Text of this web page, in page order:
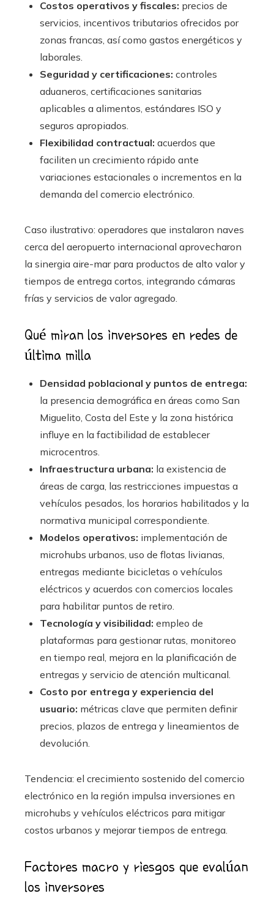
Costos operativos y fiscales: precios de
servicios, incentivos tributarios ofrecidos por
zonas francas, así como gastos energéticos y
laborales.
Seguridad y certificaciones: controles
aduaneros, certificaciones sanitarias
aplicables a alimentos, estándares ISO y
seguros apropiados.
Flexibilidad contractual: acuerdos que
faciliten un crecimiento rápido ante
variaciones estacionales o incrementos en la
demanda del comercio electrónico.
Caso ilustrativo: operadores que instalaron naves
cerca del aeropuerto internacional aprovecharon
la sinergia aire-mar para productos de alto valor y
tiempos de entrega cortos, integrando cámaras
frías y servicios de valor agregado.
Qué miran los inversores en redes de
última milla
Densidad poblacional y puntos de entrega:
la presencia demográfica en áreas como San
Miguelito, Costa del Este y la zona histórica
influye en la factibilidad de establecer
microcentros.
Infraestructura urbana: la existencia de
áreas de carga, las restricciones impuestas a
vehículos pesados, los horarios habilitados y la
normativa municipal correspondiente.
Modelos operativos: implementación de
microhubs urbanos, uso de flotas livianas,
entregas mediante bicicletas o vehículos
eléctricos y acuerdos con comercios locales
para habilitar puntos de retiro.
Tecnología y visibilidad: empleo de
plataformas para gestionar rutas, monitoreo
en tiempo real, mejora en la planificación de
entregas y servicio de atención multicanal.
Costo por entrega y experiencia del
usuario: métricas clave que permiten definir
precios, plazos de entrega y lineamientos de
devolución.
Tendencia: el crecimiento sostenido del comercio
electrónico en la región impulsa inversiones en
microhubs y vehículos eléctricos para mitigar
costos urbanos y mejorar tiempos de entrega.
Factores macro y riesgos que evalúan
los inversores